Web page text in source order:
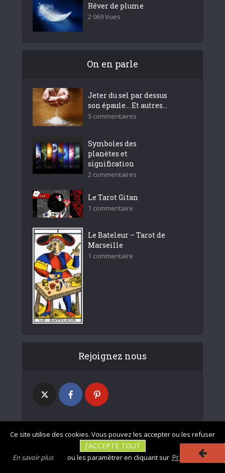
Rêver de plume
2 069 Vues
On en parle
Jeter du sel par dessus
son épaule… Et autres...
3 commentaires
Symboles des
planètes et
signification
2 commentaires
Le Tarot Gitan
1 commentaire
Le Bateleur – Tarot de
Marseille
1 commentaire
Rejoignez nous
Mentions légales Tous droits réservés - divinatix.com © 2026
Photos non
Politique des cookies|
Ce site utilise des cookies. Vous pouvez les accepter ou les refuser
J'ACCEPTE TOUT
ou les paramètrer en cliquant sur Préférences
En savoir plus